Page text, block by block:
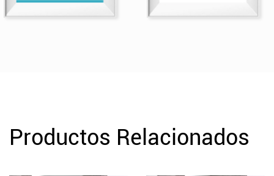
Productos Relacionados